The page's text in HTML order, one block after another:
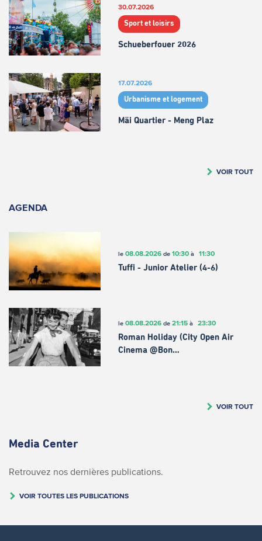
30.07.2026
Sport et loisirs
Schueberfouer 2026
17.07.2026
Urbanisme et logement
Mäi Quartier - Meng Plaz
VOIR TOUT
AGENDA
le 08.08.2026de 10:30à 11:30
Tuffi - Junior Atelier (4-6)
le 08.08.2026de 21:15à 23:30
Roman Holiday (City Open Air
Cinema @Bon…
VOIR TOUT
Media Center
Retrouvez nos dernières publications.
VOIR TOUTES LES PUBLICATIONS